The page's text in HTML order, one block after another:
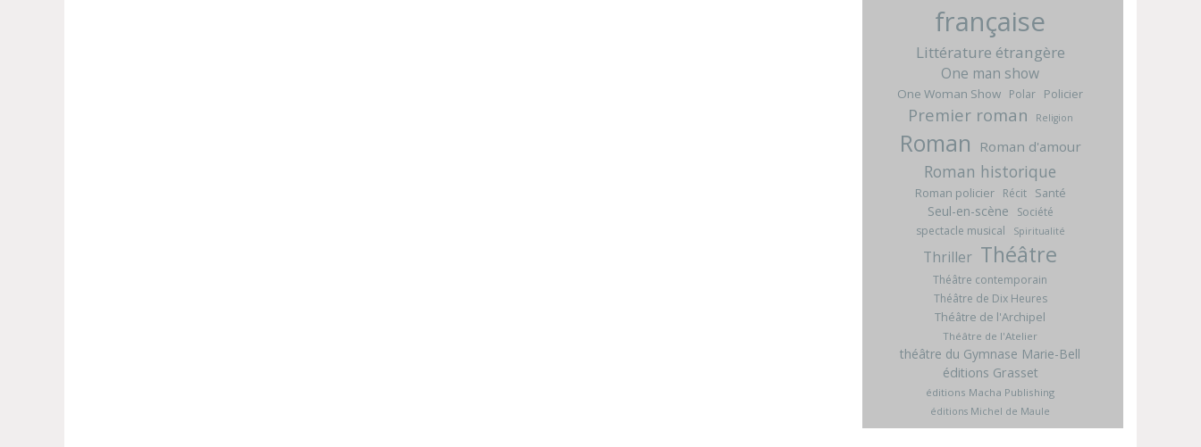
française
Littérature étrangère
One man show
One Woman Show Polar Policier
Premier roman Religion
Roman Roman d'amour
Roman historique
Roman policier Récit Santé
Seul-en-scène
Société
spectacle musical
Spiritualité
Thriller Théâtre
Théâtre contemporain
Théâtre de Dix Heures
Théâtre de l'Archipel
Théâtre de l'Atelier
théâtre du Gymnase Marie-Bell
éditions Grasset
éditions Macha Publishing
éditions Michel de Maule